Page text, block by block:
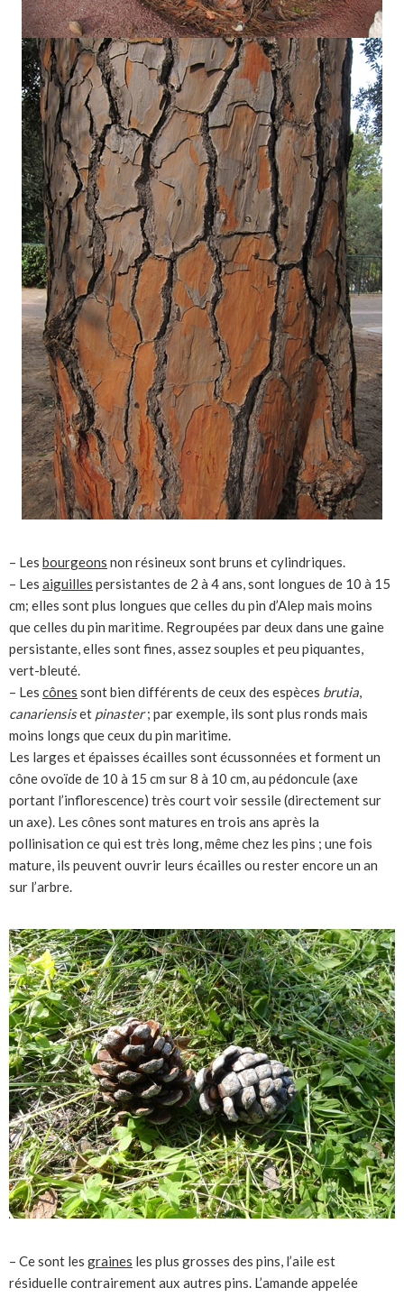
– Les bourgeons non résineux sont bruns et cylindriques.
– Les aiguilles persistantes de 2 à 4 ans, sont longues de 10 à 15
cm; elles sont plus longues que celles du pin d’Alep mais moins
que celles du pin maritime. Regroupées par deux dans une gaine
persistante, elles sont fines, assez souples et peu piquantes,
vert-bleuté.
– Les cônes sont bien différents de ceux des espèces brutia,
canariensiset pinaster; par exemple, ils sont plus ronds mais
moins longs que ceux du pin maritime.
Les larges et épaisses écailles sont écussonnées et forment un
cône ovoïde de 10 à 15 cm sur 8 à 10 cm, au pédoncule (axe
portant l’inflorescence) très court voir sessile (directement sur
un axe). Les cônes sont matures en trois ans après la
pollinisation ce qui est très long, même chez les pins ; une fois
mature, ils peuvent ouvrir leurs écailles ou rester encore un an
sur l’arbre.
– Ce sont les graines les plus grosses des pins, l’aile est
résiduelle contrairement aux autres pins. L’amande appelée